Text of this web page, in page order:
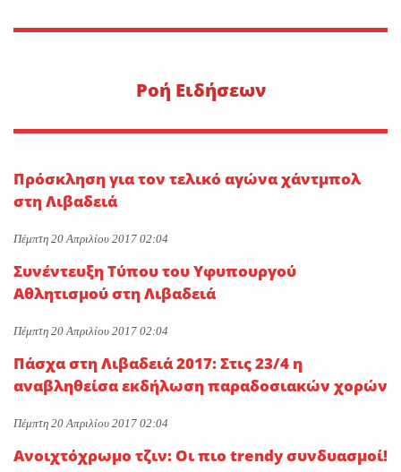
προμήθειας γαλλίου
“Εφυγε” ο Ιωάννης Δ.
Κωλέττης σε ηλικία 55 ετών
επέκταση των αρμοδιοτήτων
ΕΥΔΑΠ και ΕΥΑΘ-Σπανός:
«Υδρολογικό νοικοκύρεμα με
το φιλόδοξο νομοσχέδιο»
Pοή Ειδήσεων
Πρόσκληση για τον τελικό αγώνα χάντμπολ
στη Λιβαδειά
Πέμπτη 20 Απριλίου 2017 02:04
Συνέντευξη Τύπου του Υφυπουργού
Αθλητισμού στη Λιβαδειά
Πέμπτη 20 Απριλίου 2017 02:04
Πάσχα στη Λιβαδειά 2017: Στις 23/4 η
αναβληθείσα εκδήλωση παραδοσιακών χορών
Πέμπτη 20 Απριλίου 2017 02:04
Ανοιχτόχρωμο τζιν: Οι πιο trendy συνδυασμοί!